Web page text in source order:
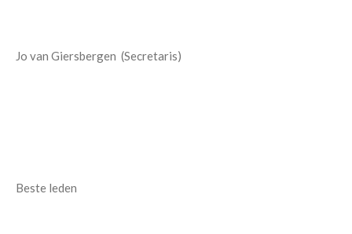
Jo van Giersbergen (Secretaris)
Beste leden